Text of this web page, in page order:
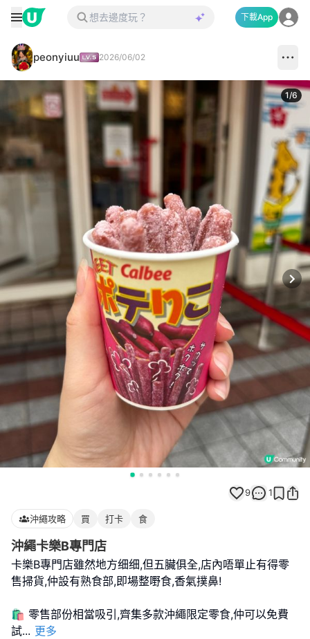
下載App
peonyiuu 2026/06/02
1/6
9 1
沖繩攻略 買 打卡 食
沖繩卡樂B專門店
卡樂B專門店雖然地方细细,但五臟俱全,店內唔單止有得零
售掃貨,仲設有熟食部,即場整嘢食,香氣撲鼻!
🛍️ 零售部份相當吸引,齊集多款沖繩限定零食,仲可以免費
試... 更多